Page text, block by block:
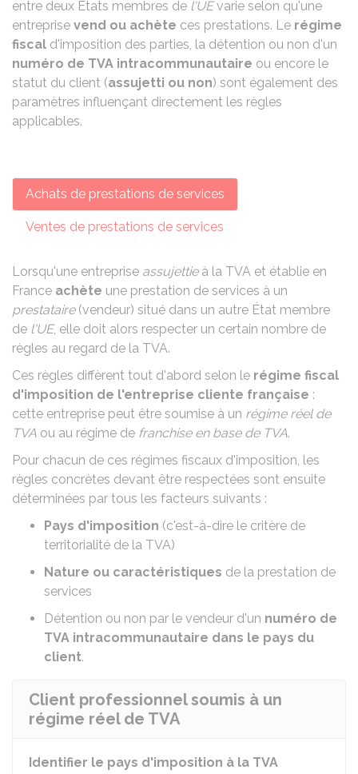
entre deux États membres de l'UEvarie selon qu'une
entreprise vend ou achète ces prestations. Le régime
fiscal d'imposition des parties, la détention ou non d'un
numéro de TVA intracommunautaire ou encore le
statut du client (assujetti ou non) sont également des
paramètres influençant directement les règles
applicables.
Achats de prestations de services
Ventes de prestations de services
Lorsqu'une entreprise assujettieà la TVA et établie en
France achète une prestation de services à un
prestataire(vendeur) situé dans un autre État membre
de l'UE, elle doit alors respecter un certain nombre de
règles au regard de la TVA.
Ces règles diffèrent tout d'abord selon le régime fiscal
d'imposition de l'entreprise cliente française :
cette entreprise peut être soumise à un régime réel de
TVA ou au régime de franchise en base de TVA.
Pour chacun de ces régimes fiscaux d'imposition, les
règles concrètes devant être respectées sont ensuite
déterminées par tous les facteurs suivants :
Pays d'imposition (c'est-à-dire le critère de
territorialité de la TVA)
Nature ou caractéristiques de la prestation de
services
Détention ou non par le vendeur d'un numéro de
TVA intracommunautaire dans le pays du
client.
Client professionnel soumis à un
régime réel de TVA
Identifier le pays d'imposition à la TVA